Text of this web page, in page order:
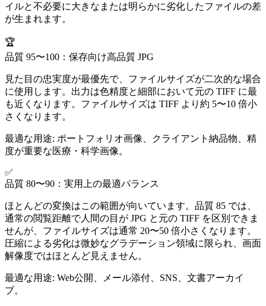
イルと不必要に大きなまたは明らかに劣化したファイルの差
が生まれます。
🏆
品質 95〜100：保存向け高品質 JPG
見た目の忠実度が最優先で、ファイルサイズが二次的な場合
に使用します。出力は色精度と細部において元の TIFF に最
も近くなります。ファイルサイズは TIFF より約 5〜10 倍小
さくなります。
最適な用途: ポートフォリオ画像、クライアント納品物、精
度が重要な医療・科学画像。
✅
品質 80〜90：実用上の最適バランス
ほとんどの変換はこの範囲が向いています。品質 85 では、
通常の閲覧距離で人間の目が JPG と元の TIFF を区別できま
せんが、ファイルサイズは通常 20〜50 倍小さくなります。
圧縮による劣化は微妙なグラデーション領域に限られ、画面
解像度ではほとんど見えません。
最適な用途: Web公開、メール添付、SNS、文書アーカイ
ブ。